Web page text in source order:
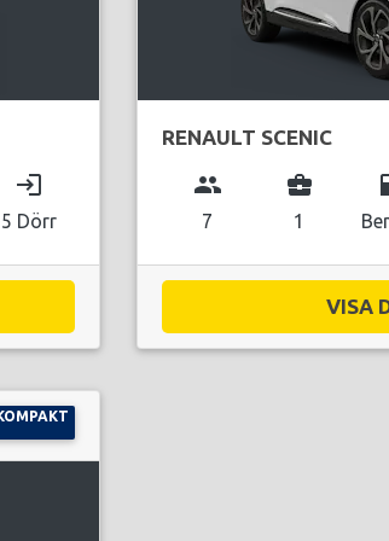
login
5 Dörr
RENAULT SCENIC
group
7
business_center
1
VISA